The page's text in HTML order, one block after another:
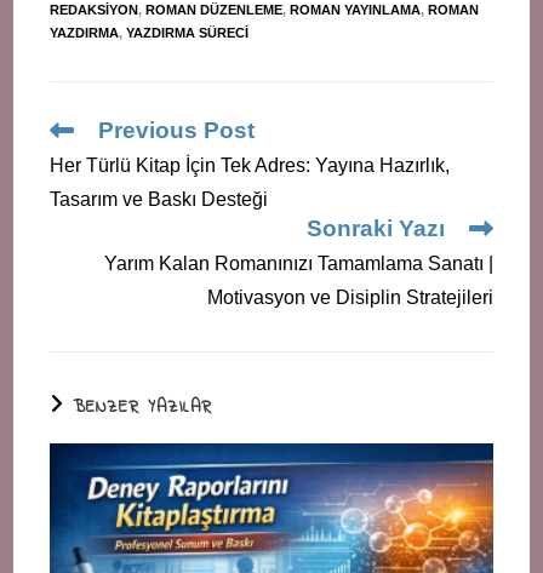
REDAKSIYON, ROMAN DÜZENLEME, ROMAN YAYINLAMA, ROMAN
YAZDIRMA, YAZDIRMA SÜRECI
Read
more
articles
Previous Post
Her Türlü Kitap İçin Tek Adres: Yayına Hazırlık,
Tasarım ve Baskı Desteği
Sonraki Yazı
Yarım Kalan Romanınızı Tamamlama Sanatı |
Motivasyon ve Disiplin Stratejileri
BENZER YAZILAR